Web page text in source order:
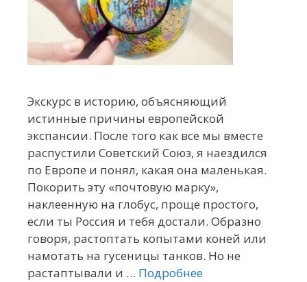
Экскурс в историю, объясняющий
истинные причины европейской
экспансии. После того как все мы вместе
распустили Советский Союз, я наездился
по Европе и понял, какая она маленькая.
Покорить эту «почтовую марку»,
наклеенную на глобус, проще простого,
если ты Россия и тебя достали. Образно
говоря, растоптать копытами коней или
намотать на гусеницы танков. Но не
растаптывали и … Подробнее